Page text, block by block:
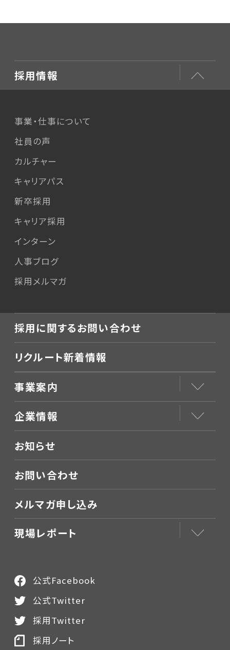
採用情報
事業・仕事について
社員の声
カルチャー
キャリアパス
新卒採用
キャリア採用
インターン
人事ブログ
採用メルマガ
採用に関するお問い合わせ
リクルート新着情報
事業案内
企業情報
お知らせ
お問い合わせ
メルマガ申し込み
現場レポート
公式Facebook
公式Twitter
採用Twitter
採用ノート